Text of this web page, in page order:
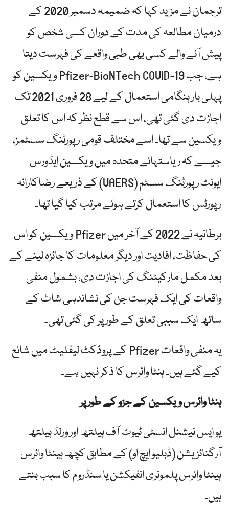
ترجمان نے مزید کہا کہ ضمیمہ دسمبر 2020 کے
درمیان مطالعہ کی مدت کے دوران کسی شخص کو
پیش آنے والے کسی بھی طبی واقعے کی فہرست دیتا
ہے، جب Pfizer-BioNTech COVID-19 ویکسین کو
پہلی بار ہنگامی استعمال کے لیے 28 فروری 2021 تک
اجازت دی گئی تھی، اس سے قطع نظر کہ اس کا تعلق
ویکسین سے تھا۔ اسے مختلف قومی رپورٹنگ سسٹمز،
جیسے کہ ریاستہائے متحدہ میں ویکسین ایڈورس
ایونٹ رپورٹنگ سسٹم (VAERS) کے ذریعے رضاکارانہ
رپورٹس کا استعمال کرتے ہوئے مرتب کیا گیا تھا۔
برطانیہ نے 2022 کے آخر میں Pfizer ویکسین کو اس
کی حفاظت، افادیت اور دیگر معلومات کا جائزہ لینے کے
بعد مکمل مارکیٹنگ کی اجازت دی، بشمول منفی
واقعات کی ایک فہرست جن کی نشاندہی شاٹ کے
ساتھ ایک سببی تعلق کے طور پر کی گئی تھی۔
یہ منفی واقعات Pfizer کے پروڈکٹ لیفلیٹ میں شائع
کیے گئے ہیں۔ ہنٹا وائرس کا ذکر نہیں ہے۔
ہنٹا وائرس ویکسین کے جزو کے طور پر
یو ایس نیشنل انسٹی ٹیوٹ آف ہیلتھ اور ورلڈ ہیلتھ
آرگنائزیشن (ڈبلیو ایچ او) کے مطابق کچھ ہینٹا وائرس
ہینٹا وائرس پلمونری انفیکشن یا سنڈروم کا سبب بنتے
ہیں۔